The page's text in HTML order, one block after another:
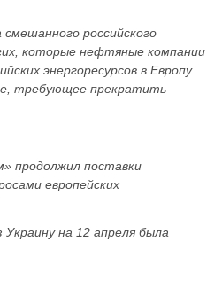
российского
которые нефтяные компании
энергоресурсов в Европу.
требующее прекратить
продолжил поставки
европейских
Украину на 12 апреля была